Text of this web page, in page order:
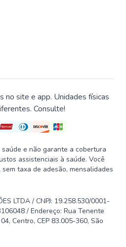
no site e app. Unidades físicas
Consulte!
e não garante a cobertura
assistenciais à saúde. Você
taxa de adesão, mensalidades
LTDA / CNPJ: 19.258.530/0001-
/ Endereço: Rua Tenente
Centro, CEP 83.005-360, São